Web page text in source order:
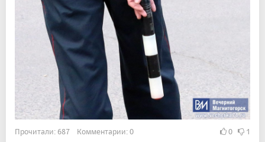
Прочитали: 687 Комментарии: 0 0 1